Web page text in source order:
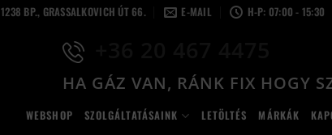
1238 BP., GRASSALKOVICH ÚT 66. E-MAIL H-P: 07:00 - 15:30
HA GÁZ VAN, RÁNK FIX HOGY
WEBSHOP SZOLGÁLTATÁSAINK LETÖLTÉS MÁRKÁK